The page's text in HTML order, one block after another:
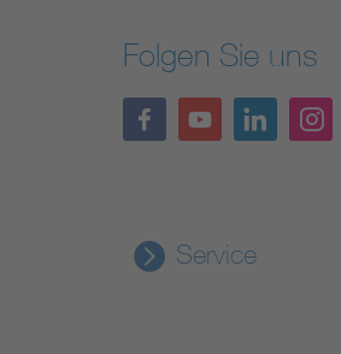
Folgen Sie uns
Service